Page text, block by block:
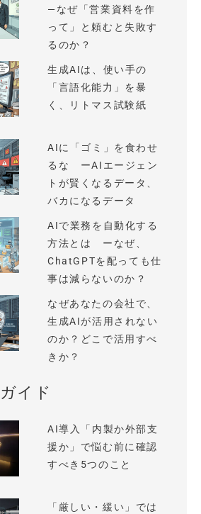
—なぜ「営業資料を作
って」と頼むと失敗す
るのか？
生成AIは、使い手の
「言語化能力」を暴
く、リトマス試験紙
AIに「ゴミ」を食わせ
るな ーAIエージェン
トが賢くなるデータ、
バカになるデータ
AIで業務を自動化する
方法とは ーなぜ、
ChatGPTを配っても仕
事は減らないのか？
なぜあなたの会社で、
生成AIが活用されない
のか？どこで活用すべ
きか？
イド
AI導入「内製か外部支
援か」で悩む前に確認
すべき5つのこと
「厳しい・緩い」では